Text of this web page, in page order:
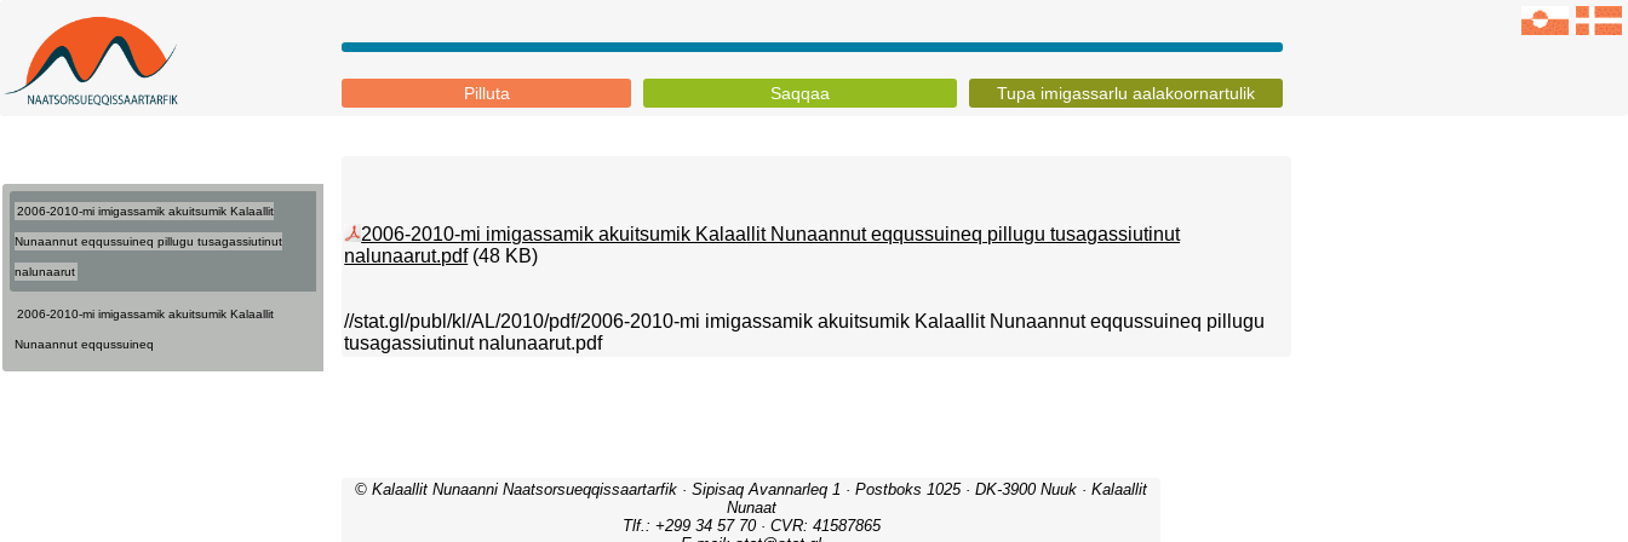
Pilluta Saqqaa Tupa imigassarlu aalakoornartulik
2006-2010-mi imigassamik akuitsumik Kalaallit
Nunaannut eqqussuineq pillugu tusagassiutinut
nalunaarut
2006-2010-mi imigassamik akuitsumik Kalaallit
Nunaannut eqqussuineq
2006-2010-mi imigassamik akuitsumik Kalaallit Nunaannut eqqussuineq pillugu tusagassiutinut
nalunaarut.pdf(48 KB)
//stat.gl/publ/kl/AL/2010/pdf/2006-2010-mi imigassamik akuitsumik Kalaallit Nunaannut eqqussuineq pillugu
tusagassiutinut nalunaarut.pdf
© Kalaallit Nunaanni Naatsorsueqqissaartarfik · Sipisaq Avannarleq 1 · Postboks 1025 · DK-3900 Nuuk · Kalaallit
Nunaat
Tlf.: +299 34 57 70 · CVR: 41587865